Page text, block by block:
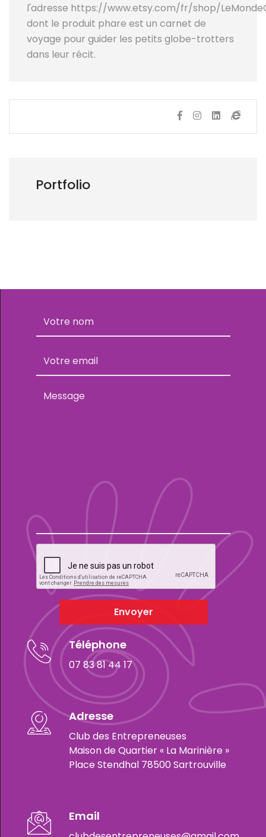
l'adresse https://www.etsy.com/fr/shop/
dont le produit phare est un carnet de
voyage pour guider les petits globe-trotters
dans leur récit.
Portfolio
Envoyer
Téléphone
07 83 81 44 17
Adresse
Club des Entrepreneuses
Maison de Quartier « La Marinière »
Place Stendhal 78500 Sartrouville
Email